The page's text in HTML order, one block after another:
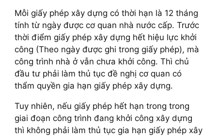
Mỗi giấy phép xây dựng có thời hạn là 12 tháng
tính từ ngày được cơ quan nhà nước cấp. Trước
thời điểm giấy phép xây dựng hết hiệu lực khởi
công (Theo ngày được ghi trong giấy phép), mà
công trình nhà ở vẫn chưa khởi công. Thì chủ
đầu tư phải làm thủ tục đề nghị cơ quan có
thẩm quyền gia hạn giấy phép xây dựng.
Tuy nhiên, nếu giấy phép hết hạn trong trong
giai đoạn công trình đang khởi công xây dựng
thì không phải làm thủ tục gia hạn giấy phép xây